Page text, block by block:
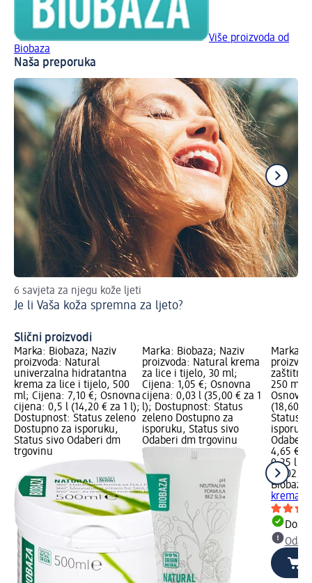
Više proizvoda od
Biobaza
Naša preporuka
6 savjeta za njegu kože ljeti
Je li Vaša koža spremna za ljeto?
Slični proizvodi
Marka: Biobaza; Naziv
proizvoda: Natural
univerzalna hidratantna
krema za lice i tijelo, 500
ml; Cijena: 7,10 €; Osnovna
cijena: 0,5 l (14,20 € za 1 l);
Dostupnost: Status zeleno
Dostupno za isporuku,
Status sivo Odaberi dm
trgovinu
Marka: Biobaza; Naziv
proizvoda: Natural krema
za lice i tijelo, 30 ml;
Cijena: 1,05 €; Osnovna
cijena: 0,03 l (35,00 € za 1
l); Dostupnost: Status
zeleno Dostupno za
isporuku, Status sivo
Odaberi dm trgovinu
Marka:
zaštitna
250 ml;
(18,60 €
Status
Odaberi
4,65 €
0,25 l
na
Biobaza
krema